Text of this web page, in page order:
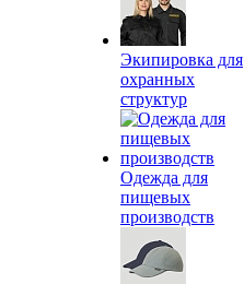
Экипировка для
охранных
структур
Одежда для
пищевых
производств